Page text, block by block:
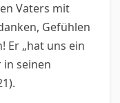
Vaters mit
Gefühlen
Er „hat uns ein
seinen